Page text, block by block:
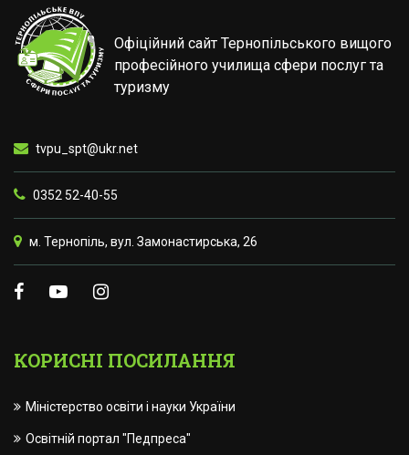
Офіційний сайт Тернопільського вищого
професійного училища сфери послуг та
туризму
tvpu_spt@ukr.net
0352 52-40-55
м. Тернопіль, вул. Замонастирська, 26
КОРИСНІ ПОСИЛАННЯ
Міністерство освіти і науки України
Освітній портал "Педпреса"